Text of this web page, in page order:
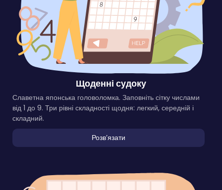
Щоденні судоку
Славетна японська головоломка. Заповніть сітку числами
від 1 до 9. Три рівні складності щодня: легкий, середній і
складний.
Розвʼязати